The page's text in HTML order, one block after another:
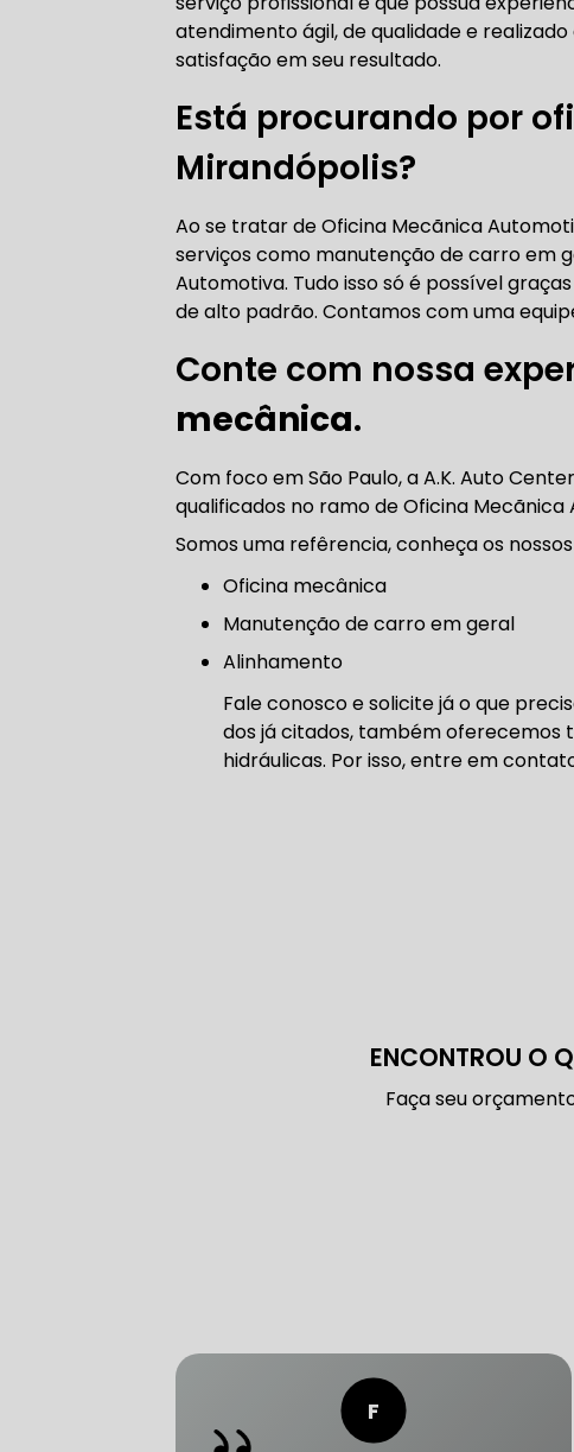
TROCA
TROCA DA
CORREIA
MANUTENÇÃO
atendimento ágil, de qualidade e
satisfação em seu resultado.
Está procurando por
Mirandópolis?
Ao se tratar de Oficina Mecãnica
serviços como manutenção de carro em
Automotiva. Tudo isso só é possível
de alto padrão. Contamos com uma
Conte com nossa
mecânica.
Com foco em São Paulo, a A.K. Auto
qualificados no ramo de Oficina Mecãnica
Somos uma refêrencia, conheça os
Oficina mecânica
manutenção de carro em geral
Alinhamento
Fale conosco e solicite já o que
dos já citados, também oferecemos
hidráulicas. Por isso, entre em
ENCONTROU O
Faça seu